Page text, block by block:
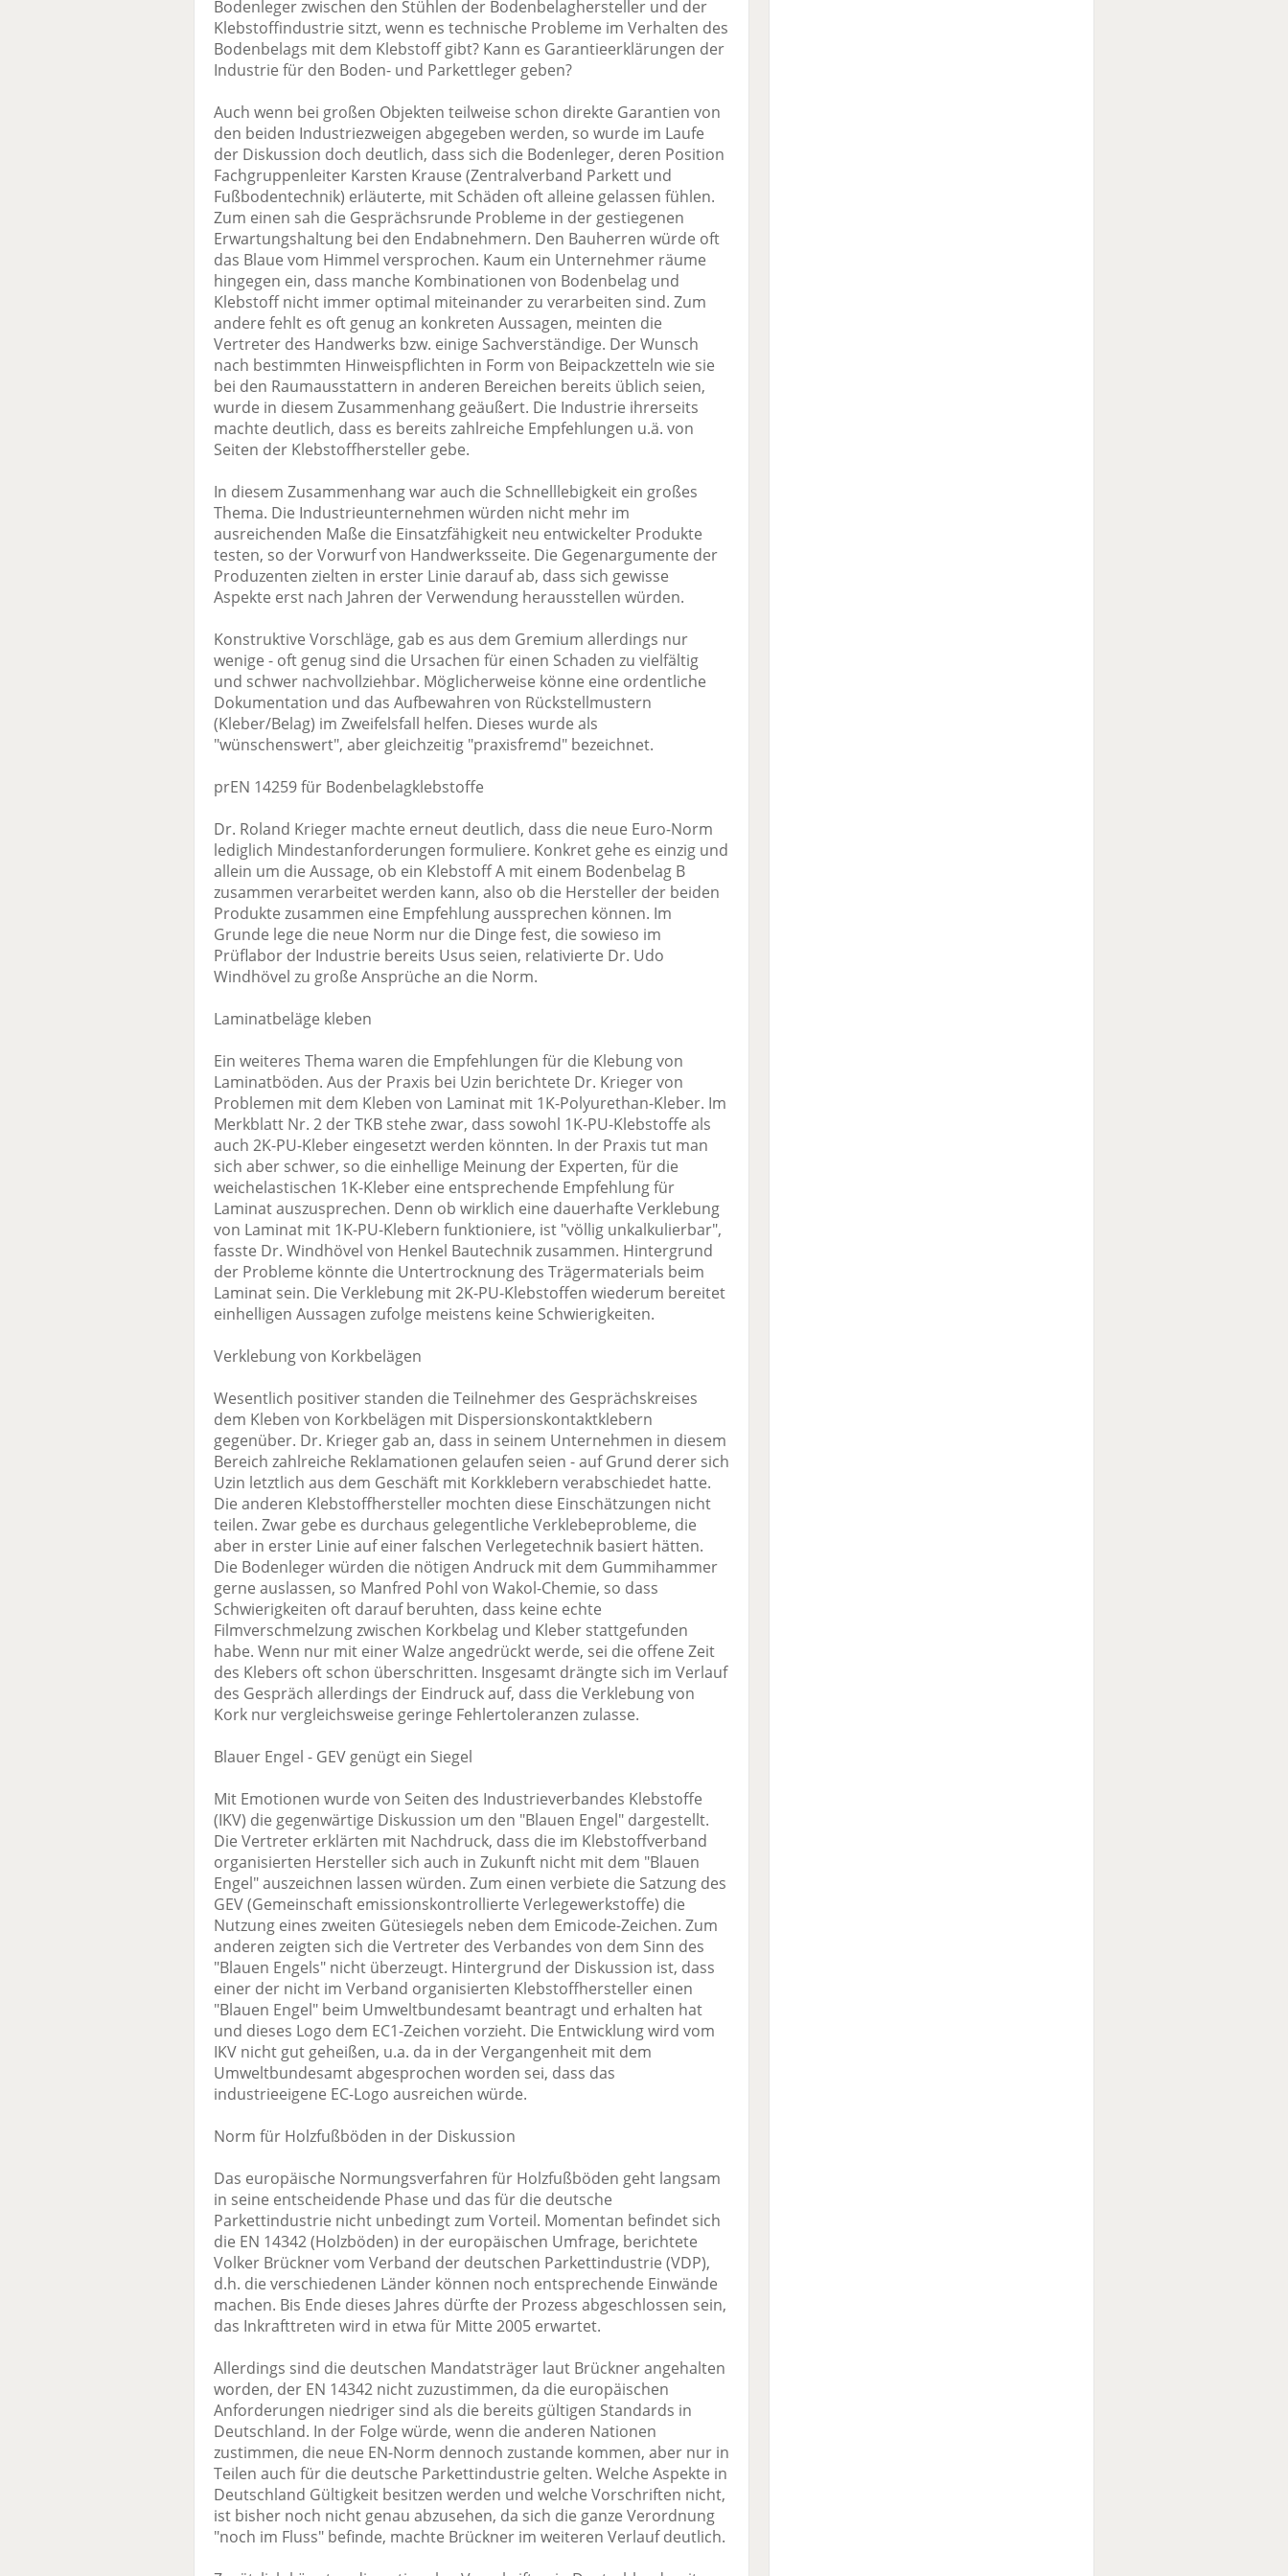
Bodenleger zwischen den Stühlen der Bodenbelaghersteller und der
Klebstoffindustrie sitzt, wenn es technische Probleme im Verhalten des
Bodenbelags mit dem Klebstoff gibt? Kann es Garantieerklärungen der
Industrie für den Boden- und Parkettleger geben?
Auch wenn bei großen Objekten teilweise schon direkte Garantien von
den beiden Industriezweigen abgegeben werden, so wurde im Laufe
der Diskussion doch deutlich, dass sich die Bodenleger, deren Position
Fachgruppenleiter Karsten Krause (Zentralverband Parkett und
Fußbodentechnik) erläuterte, mit Schäden oft alleine gelassen fühlen.
Zum einen sah die Gesprächsrunde Probleme in der gestiegenen
Erwartungshaltung bei den Endabnehmern. Den Bauherren würde oft
das Blaue vom Himmel versprochen. Kaum ein Unternehmer räume
hingegen ein, dass manche Kombinationen von Bodenbelag und
Klebstoff nicht immer optimal miteinander zu verarbeiten sind. Zum
andere fehlt es oft genug an konkreten Aussagen, meinten die
Vertreter des Handwerks bzw. einige Sachverständige. Der Wunsch
nach bestimmten Hinweispflichten in Form von Beipackzetteln wie sie
bei den Raumausstattern in anderen Bereichen bereits üblich seien,
wurde in diesem Zusammenhang geäußert. Die Industrie ihrerseits
machte deutlich, dass es bereits zahlreiche Empfehlungen u.ä. von
Seiten der Klebstoffhersteller gebe.
In diesem Zusammenhang war auch die Schnelllebigkeit ein großes
Thema. Die Industrieunternehmen würden nicht mehr im
ausreichenden Maße die Einsatzfähigkeit neu entwickelter Produkte
testen, so der Vorwurf von Handwerksseite. Die Gegenargumente der
Produzenten zielten in erster Linie darauf ab, dass sich gewisse
Aspekte erst nach Jahren der Verwendung herausstellen würden.
Konstruktive Vorschläge, gab es aus dem Gremium allerdings nur
wenige - oft genug sind die Ursachen für einen Schaden zu vielfältig
und schwer nachvollziehbar. Möglicherweise könne eine ordentliche
Dokumentation und das Aufbewahren von Rückstellmustern
(Kleber/Belag) im Zweifelsfall helfen. Dieses wurde als
"wünschenswert", aber gleichzeitig "praxisfremd" bezeichnet.
prEN 14259 für Bodenbelagklebstoffe
Dr. Roland Krieger machte erneut deutlich, dass die neue Euro-Norm
lediglich Mindestanforderungen formuliere. Konkret gehe es einzig und
allein um die Aussage, ob ein Klebstoff A mit einem Bodenbelag B
zusammen verarbeitet werden kann, also ob die Hersteller der beiden
Produkte zusammen eine Empfehlung aussprechen können. Im
Grunde lege die neue Norm nur die Dinge fest, die sowieso im
Prüflabor der Industrie bereits Usus seien, relativierte Dr. Udo
Windhövel zu große Ansprüche an die Norm.
Laminatbeläge kleben
Ein weiteres Thema waren die Empfehlungen für die Klebung von
Laminatböden. Aus der Praxis bei Uzin berichtete Dr. Krieger von
Problemen mit dem Kleben von Laminat mit 1K-Polyurethan-Kleber. Im
Merkblatt Nr. 2 der TKB stehe zwar, dass sowohl 1K-PU-Klebstoffe als
auch 2K-PU-Kleber eingesetzt werden könnten. In der Praxis tut man
sich aber schwer, so die einhellige Meinung der Experten, für die
weichelastischen 1K-Kleber eine entsprechende Empfehlung für
Laminat auszusprechen. Denn ob wirklich eine dauerhafte Verklebung
von Laminat mit 1K-PU-Klebern funktioniere, ist "völlig unkalkulierbar",
fasste Dr. Windhövel von Henkel Bautechnik zusammen. Hintergrund
der Probleme könnte die Untertrocknung des Trägermaterials beim
Laminat sein. Die Verklebung mit 2K-PU-Klebstoffen wiederum bereitet
einhelligen Aussagen zufolge meistens keine Schwierigkeiten.
Verklebung von Korkbelägen
Wesentlich positiver standen die Teilnehmer des Gesprächskreises
dem Kleben von Korkbelägen mit Dispersionskontaktklebern
gegenüber. Dr. Krieger gab an, dass in seinem Unternehmen in diesem
Bereich zahlreiche Reklamationen gelaufen seien - auf Grund derer sich
Uzin letztlich aus dem Geschäft mit Korkklebern verabschiedet hatte.
Die anderen Klebstoffhersteller mochten diese Einschätzungen nicht
teilen. Zwar gebe es durchaus gelegentliche Verklebeprobleme, die
aber in erster Linie auf einer falschen Verlegetechnik basiert hätten.
Die Bodenleger würden die nötigen Andruck mit dem Gummihammer
gerne auslassen, so Manfred Pohl von Wakol-Chemie, so dass
Schwierigkeiten oft darauf beruhten, dass keine echte
Filmverschmelzung zwischen Korkbelag und Kleber stattgefunden
habe. Wenn nur mit einer Walze angedrückt werde, sei die offene Zeit
des Klebers oft schon überschritten. Insgesamt drängte sich im Verlauf
des Gespräch allerdings der Eindruck auf, dass die Verklebung von
Kork nur vergleichsweise geringe Fehlertoleranzen zulasse.
Blauer Engel - GEV genügt ein Siegel
Mit Emotionen wurde von Seiten des Industrieverbandes Klebstoffe
(IKV) die gegenwärtige Diskussion um den "Blauen Engel" dargestellt.
Die Vertreter erklärten mit Nachdruck, dass die im Klebstoffverband
organisierten Hersteller sich auch in Zukunft nicht mit dem "Blauen
Engel" auszeichnen lassen würden. Zum einen verbiete die Satzung des
GEV (Gemeinschaft emissionskontrollierte Verlegewerkstoffe) die
Nutzung eines zweiten Gütesiegels neben dem Emicode-Zeichen. Zum
anderen zeigten sich die Vertreter des Verbandes von dem Sinn des
"Blauen Engels" nicht überzeugt. Hintergrund der Diskussion ist, dass
einer der nicht im Verband organisierten Klebstoffhersteller einen
"Blauen Engel" beim Umweltbundesamt beantragt und erhalten hat
und dieses Logo dem EC1-Zeichen vorzieht. Die Entwicklung wird vom
IKV nicht gut geheißen, u.a. da in der Vergangenheit mit dem
Umweltbundesamt abgesprochen worden sei, dass das
industrieeigene EC-Logo ausreichen würde.
Norm für Holzfußböden in der Diskussion
Das europäische Normungsverfahren für Holzfußböden geht langsam
in seine entscheidende Phase und das für die deutsche
Parkettindustrie nicht unbedingt zum Vorteil. Momentan befindet sich
die EN 14342 (Holzböden) in der europäischen Umfrage, berichtete
Volker Brückner vom Verband der deutschen Parkettindustrie (VDP),
d.h. die verschiedenen Länder können noch entsprechende Einwände
machen. Bis Ende dieses Jahres dürfte der Prozess abgeschlossen sein,
das Inkrafttreten wird in etwa für Mitte 2005 erwartet.
Allerdings sind die deutschen Mandatsträger laut Brückner angehalten
worden, der EN 14342 nicht zuzustimmen, da die europäischen
Anforderungen niedriger sind als die bereits gültigen Standards in
Deutschland. In der Folge würde, wenn die anderen Nationen
zustimmen, die neue EN-Norm dennoch zustande kommen, aber nur in
Teilen auch für die deutsche Parkettindustrie gelten. Welche Aspekte in
Deutschland Gültigkeit besitzen werden und welche Vorschriften nicht,
ist bisher noch nicht genau abzusehen, da sich die ganze Verordnung
"noch im Fluss" befinde, machte Brückner im weiteren Verlauf deutlich.